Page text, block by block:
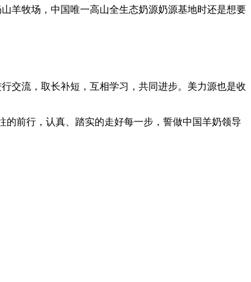
牧场，中国唯一高山全生态奶源奶源基地时还是想要
流，取长补短，互相学习，共同进步。美力源也是收
前行，认真、踏实的走好每一步，誓做中国羊奶领导